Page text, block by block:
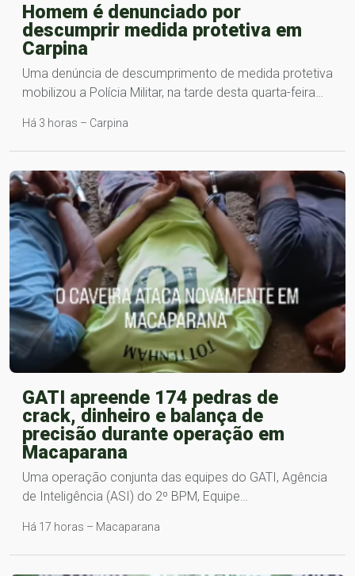
Homem é denunciado por
descumprir medida protetiva em
Carpina
Uma denúncia de descumprimento de medida protetiva
mobilizou a Polícia Militar, na tarde desta quarta-feira…
Há 3 horas – Carpina
GATI apreende 174 pedras de
crack, dinheiro e balança de
precisão durante operação em
Macaparana
Uma operação conjunta das equipes do GATI, Agência
de Inteligência (ASI) do 2º BPM, Equipe…
Há 17 horas – Macaparana